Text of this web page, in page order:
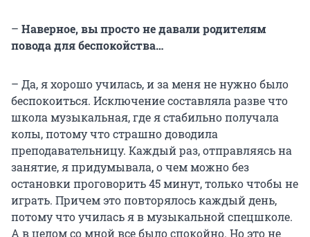
– Наверное, вы просто не давали родителям
повода для беспокойства…
– Да, я хорошо училась, и за меня не нужно было
беспокоиться. Исключение составляла разве что
школа музыкальная, где я стабильно получала
колы, потому что страшно доводила
преподавательницу. Каждый раз, отправляясь на
занятие, я придумывала, о чем можно без
остановки проговорить 45 минут, только чтобы не
играть. Причем это повторялось каждый день,
потому что училась я в музыкальной спецшколе.
А в целом со мной все было спокойно. Но это не